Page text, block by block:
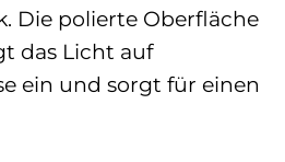
Die polierte Oberfläche
das Licht auf
ein und sorgt für einen